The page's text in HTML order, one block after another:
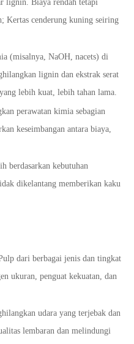
lignin. Biaya rendah tetapi
Kertas cenderung kuning seiring
(misalnya, NaOH, nacets) di
lignin dan ekstrak serat
lebih kuat, lebih tahan lama.
perawatan kimia sebagian
keseimbangan antara biaya,
berdasarkan kebutuhan
dikelantang memberikan kaku
dari berbagai jenis dan tingkat
ukuran, penguat kekuatan, dan
udara yang terjebak dan
lembaran dan melindungi